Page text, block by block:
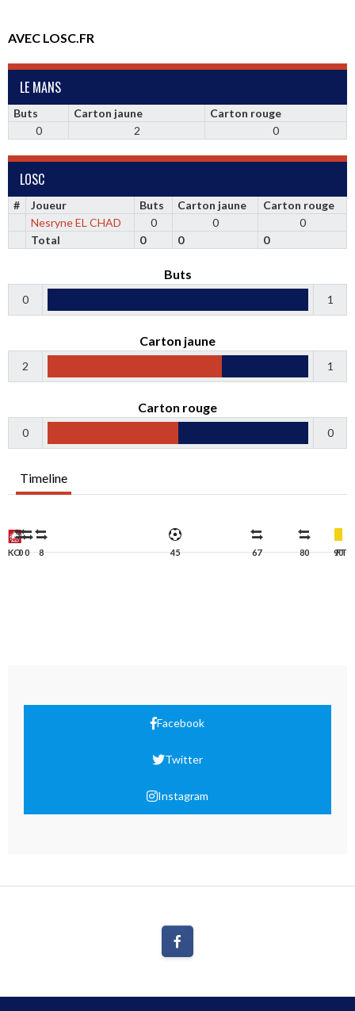
AVEC LOSC.FR
LE MANS
Buts Carton jaune
Carton rouge
0
2 0
LOSC
# Joueur Buts Carton jaune
Carton rouge
Nesryne EL CHAD
0 0
0
Total
0 0 0
Buts
0 1
Carton jaune
2 1
Carton rouge
0 0
Timeline
KO00 8 45 67 80 90
FT
Facebook
Twitter
Instagram